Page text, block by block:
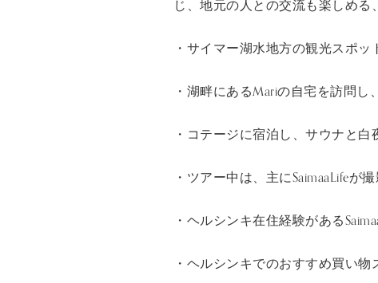
じ、地元の人との交流も楽しめる
・サイマー湖水地方の観光スポッ
・湖畔にあるMariの自宅を訪問し
・コテージに宿泊し、サウナと白
・ツアー中は、主にSaimaaLife
・ヘルシンキ在住経験がある
・ヘルシンキでのおすすめ買い物